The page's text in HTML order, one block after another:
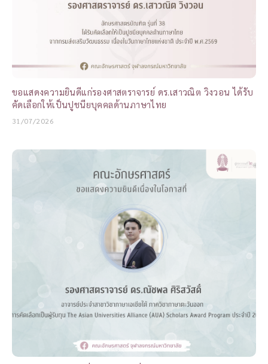
ขอแสดงความยินดีแก่รองศาสตราจารย์ ดร.เสาวณิต วิงวอน ได้รับ
คัดเลือกให้เป็นปูชนียบุคคลด้านภาษาไทย
31/07/2026